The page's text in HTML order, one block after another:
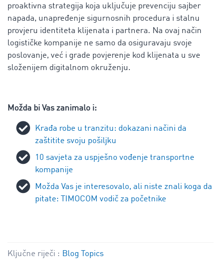
proaktivna strategija koja uključuje prevenciju sajber
napada, unapređenje sigurnosnih procedura i stalnu
provjeru identiteta klijenata i partnera. Na ovaj način
logističke kompanije ne samo da osiguravaju svoje
poslovanje, već i grade povjerenje kod klijenata u sve
složenijem digitalnom okruženju.
Možda bi Vas zanimalo i:
Krađa robe u tranzitu: dokazani načini da
zaštitite svoju pošiljku
10 savjeta za uspješno vođenje transportne
kompanije
Možda Vas je interesovalo, ali niste znali koga da
pitate: TIMOCOM vodič za početnike
Ključne riječi : Blog Topics